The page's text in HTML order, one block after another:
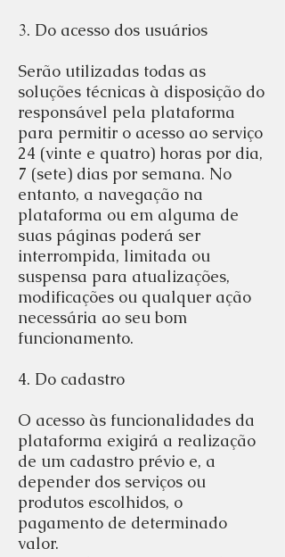
3. Do acesso dos usuários
Serão utilizadas todas as
soluções técnicas à disposição do
responsável pela plataforma
para permitir o acesso ao serviço
24 (vinte e quatro) horas por dia,
7 (sete) dias por semana. No
entanto, a navegação na
plataforma ou em alguma de
suas páginas poderá ser
interrompida, limitada ou
suspensa para atualizações,
modificações ou qualquer ação
necessária ao seu bom
funcionamento.
4. Do cadastro
O acesso às funcionalidades da
plataforma exigirá a realização
de um cadastro prévio e, a
depender dos serviços ou
produtos escolhidos, o
pagamento de determinado
valor.